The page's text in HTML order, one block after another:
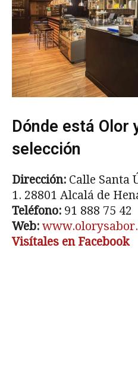
Dónde está Olor
selección
Dirección: Calle Santa
1. 28801 Alcalá de
Teléfono: 91 888 75 42
Web:
Visítales en Facebook